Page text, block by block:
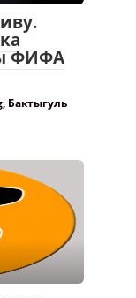
ФИФА
Бактыгуль